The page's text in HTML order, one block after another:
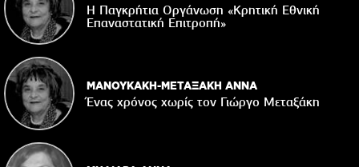
Η Παγκρήτια Οργάνωση «Κρητική Εθνική
Επαναστατική Eπιτροπή»
ΜΑΝΟΥΚΑΚΗ-ΜΕΤΑΞΑΚΗ ΑΝΝΑ
Ένας χρόνος χωρίς τον Γιώργο Μεταξάκη